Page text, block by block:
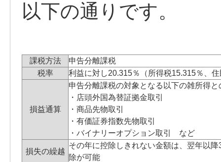
以下の通りです。
課税方法
申告分離課税
税率
利益に対し20.315％（所得税15.315％、
損益通算
申告分離課税の対象となる以下の雑所得
・店頭外国為替証拠金取引
・商品先物取引
・有価証券指数先物取引
・バイナリーオプション取引 など
損失の繰越
その年に控除しきれない金額は、翌年以
除が可能